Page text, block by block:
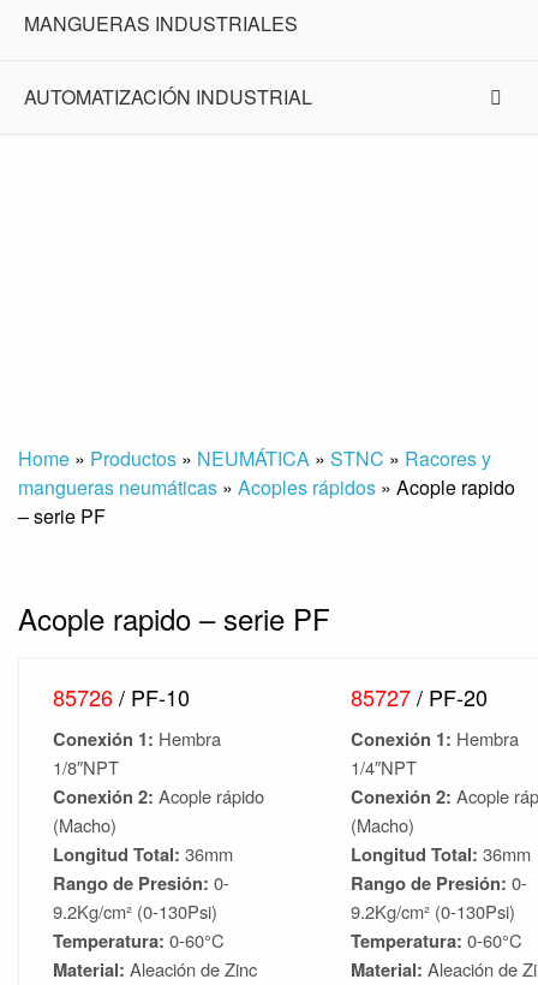
MANGUERAS INDUSTRIALES
AUTOMATIZACIÓN INDUSTRIAL
Home » Productos » NEUMÁTICA » STNC » Racores y
mangueras neumáticas » Acoples rápidos » Acople rapido
– serie PF
Acople rapido – serie PF
85726/ PF-10
Conexión 1: Hembra
1/8″NPT
Conexión 2: Acople rápido
(Macho)
Longitud Total: 36mm
Rango de Presión: 0-
9.2Kg/cm² (0-130Psi)
Temperatura: 0-60°C
Material: Aleación de Zinc
85727/ PF-20
Conexión 1: Hembra
1/4″NPT
Conexión 2: Acople
(Macho)
Longitud Total: 36mm
Rango de Presión: 0-
9.2Kg/cm² (0-130Psi)
Temperatura: 0-60°C
Material: Aleación de